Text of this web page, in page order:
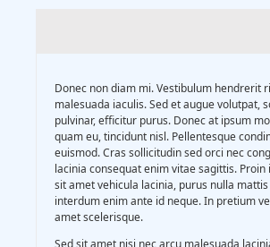
Donec non diam mi. Vestibulum hendrerit
malesuada iaculis. Sed et augue volutpat,
pulvinar, efficitur purus. Donec at ipsum
quam eu, tincidunt nisl. Pellentesque
euismod. Cras sollicitudin sed orci nec
lacinia consequat enim vitae sagittis.
sit amet vehicula lacinia, purus nulla
interdum enim ante id neque. In pretium
amet scelerisque.
Sed sit amet nisi nec arcu malesuada